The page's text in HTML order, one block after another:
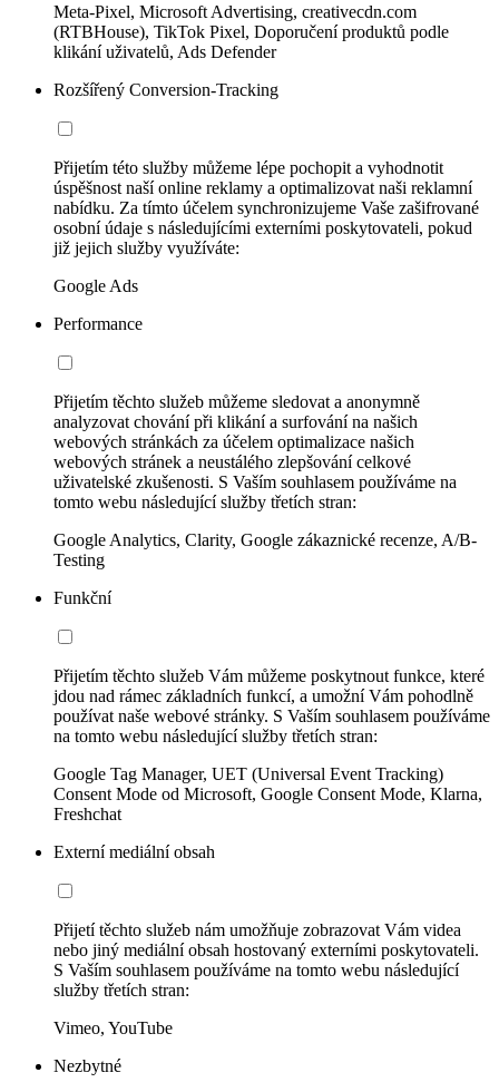
Meta-Pixel, Microsoft Advertising, creativecdn.com
(RTBHouse), TikTok Pixel, Doporučení produktů podle
klikání uživatelů, Ads Defender
Rozšířený Conversion-Tracking
Přijetím této služby můžeme lépe pochopit a vyhodnotit
úspěšnost naší online reklamy a optimalizovat naši reklamní
nabídku. Za tímto účelem synchronizujeme Vaše zašifrované
osobní údaje s následujícími externími poskytovateli, pokud
již jejich služby využíváte:
Google Ads
Performance
Přijetím těchto služeb můžeme sledovat a anonymně
analyzovat chování při klikání a surfování na našich
webových stránkách za účelem optimalizace našich
webových stránek a neustálého zlepšování celkové
uživatelské zkušenosti. S Vaším souhlasem používáme na
tomto webu následující služby třetích stran:
Google Analytics, Clarity, Google zákaznické recenze, A/B-
Testing
Funkční
Přijetím těchto služeb Vám můžeme poskytnout funkce, které
jdou nad rámec základních funkcí, a umožní Vám pohodlně
používat naše webové stránky. S Vaším souhlasem používáme
na tomto webu následující služby třetích stran:
Google Tag Manager, UET (Universal Event Tracking)
Consent Mode od Microsoft, Google Consent Mode, Klarna,
Freshchat
Externí mediální obsah
Přijetí těchto služeb nám umožňuje zobrazovat Vám videa
nebo jiný mediální obsah hostovaný externími poskytovateli.
S Vaším souhlasem používáme na tomto webu následující
služby třetích stran:
Vimeo, YouTube
Nezbytné